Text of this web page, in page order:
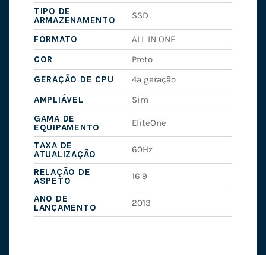
TIPO DE
ARMAZENAMENTO
SSD
FORMATO
ALL IN ONE
COR
Preto
GERAÇÃO DE CPU
4ª geração
AMPLIÁVEL
Sim
GAMA DE
EQUIPAMENTO
EliteOne
TAXA DE
ATUALIZAÇÃO
60Hz
RELAÇÃO DE
ASPETO
16:9
ANO DE
LANÇAMENTO
2013